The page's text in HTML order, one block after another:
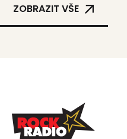
ZOBRAZIT VŠE